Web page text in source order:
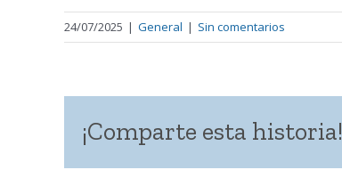
24/07/2025 | General | Sin comentarios
¡Comparte esta historia!